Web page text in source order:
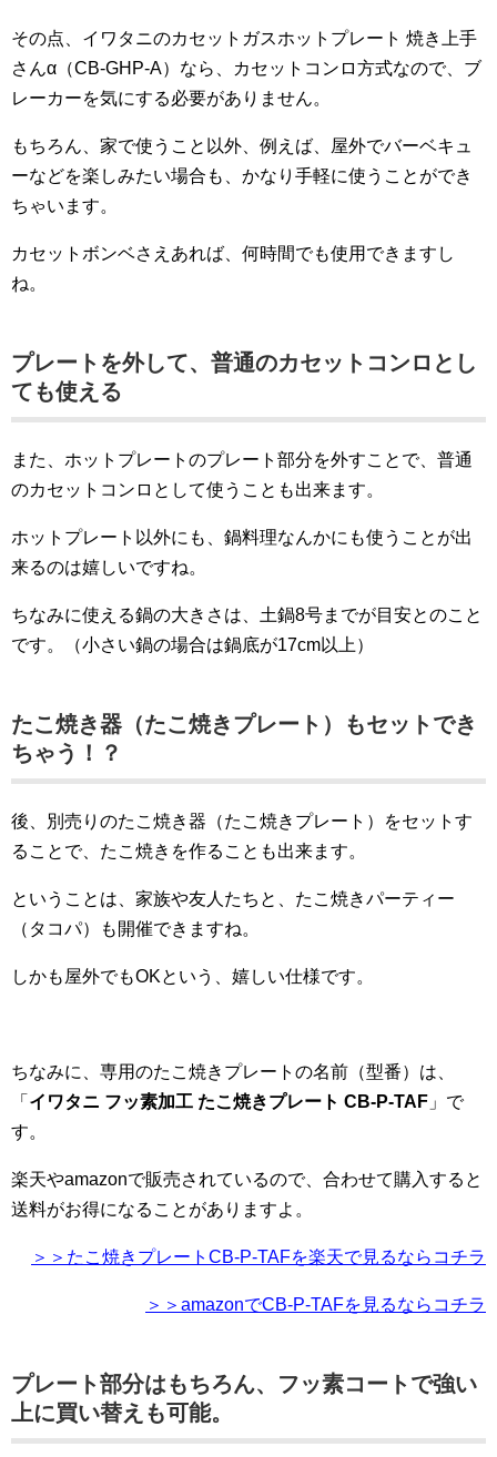
その点、イワタニのカセットガスホットプレート 焼き上手
さんα（CB-GHP-A）なら、カセットコンロ方式なので、ブ
レーカーを気にする必要がありません。
もちろん、家で使うこと以外、例えば、屋外でバーベキュ
ーなどを楽しみたい場合も、かなり手軽に使うことができ
ちゃいます。
カセットボンベさえあれば、何時間でも使用できますし
ね。
プレートを外して、普通のカセットコンロとし
ても使える
また、ホットプレートのプレート部分を外すことで、普通
のカセットコンロとして使うことも出来ます。
ホットプレート以外にも、鍋料理なんかにも使うことが出
来るのは嬉しいですね。
ちなみに使える鍋の大きさは、土鍋8号までが目安とのこと
です。（小さい鍋の場合は鍋底が17cm以上）
たこ焼き器（たこ焼きプレート）もセットでき
ちゃう！？
後、別売りのたこ焼き器（たこ焼きプレート）をセットす
ることで、たこ焼きを作ることも出来ます。
ということは、家族や友人たちと、たこ焼きパーティー
（タコパ）も開催できますね。
しかも屋外でもOKという、嬉しい仕様です。
ちなみに、専用のたこ焼きプレートの名前（型番）は、
「 イワタニ フッ素加工 たこ焼きプレート CB-P-TAF 」で
す。
楽天やamazonで販売されているので、合わせて購入すると
送料がお得になることがありますよ。
＞＞たこ焼きプレートCB-P-TAFを楽天で見るならコチラ
＞＞amazonでCB-P-TAFを見るならコチラ
プレート部分はもちろん、フッ素コートで強い
上に買い替えも可能。